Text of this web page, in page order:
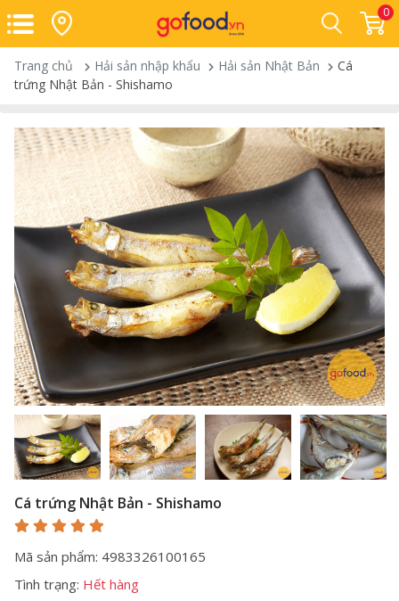
0
Trang chủ Hải sản nhập khẩu Hải sản Nhật Bản
Cá
trứng Nhật Bản - Shishamo
Cá trứng Nhật Bản - Shishamo
Mã sản phẩm: 4983326100165
Tình trạng: Hết hàng